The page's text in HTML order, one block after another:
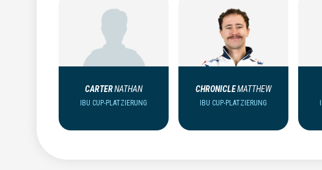
CARTERNATHAN
IBU CUP-PLATZIERUNG
CHRONICLEMATTHEW
IBU CUP-PLATZIERUNG